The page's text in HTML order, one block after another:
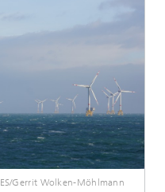
Gerrit Wolken-Möhlmann